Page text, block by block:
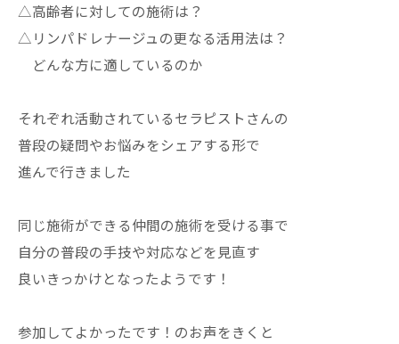
△高齢者に対しての施術は？
△リンパドレナージュの更なる活用法は？
どんな方に適しているのか
それぞれ活動されているセラピストさんの
普段の疑問やお悩みをシェアする形で
進んで行きました
同じ施術ができる仲間の施術を受ける事で
自分の普段の手技や対応などを見直す
良いきっかけとなったようです！
参加してよかったです！のお声をきくと